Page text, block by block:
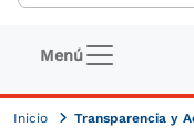
Navegación
Menú
Inicio Transparencia y